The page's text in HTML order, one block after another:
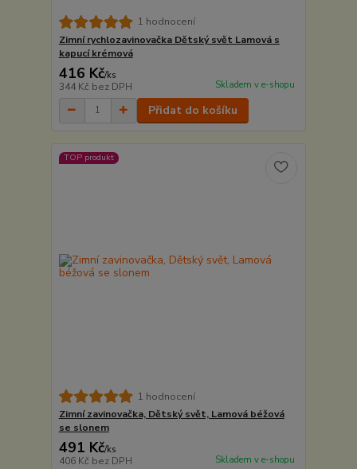
1 hodnocení
Zimní rychlozavinovačka Dětský svět Lamová s
kapucí krémová
416 Kč/ks
344 Kč bez DPH Skladem v e-shopu
Přidat do košíku
TOP produkt
1 hodnocení
Zimní zavinovačka, Dětský svět, Lamová béžová
se slonem
491 Kč/ks
406 Kč bez DPH Skladem v e-shopu